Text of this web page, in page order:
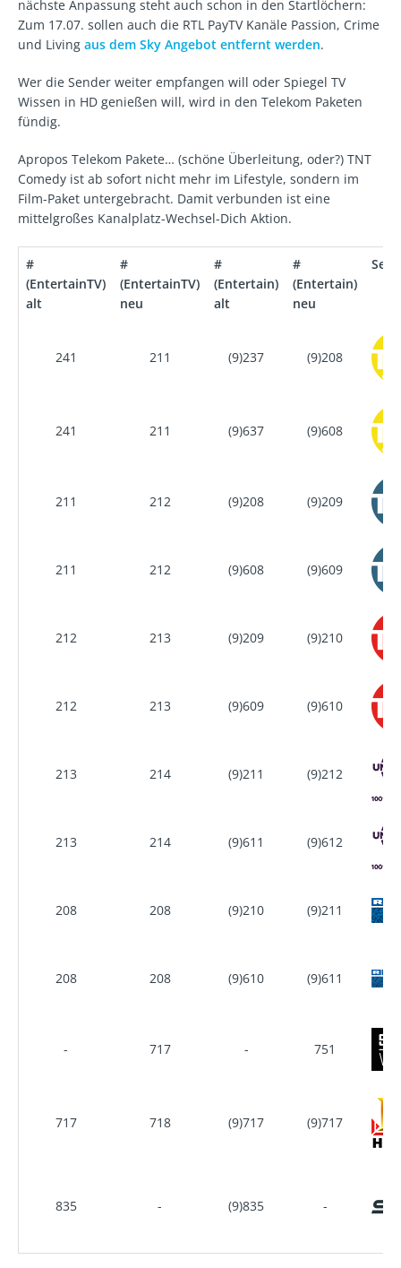
nächste Anpassung steht auch schon in den Startlöchern:
Zum 17.07. sollen auch die RTL PayTV Kanäle Passion, Crime
und Living aus dem Sky Angebot entfernt werden.
Wer die Sender weiter empfangen will oder Spiegel TV
Wissen in HD genießen will, wird in den Telekom Paketen
fündig.
Apropos Telekom Pakete… (schöne Überleitung, oder?) TNT
Comedy ist ab sofort nicht mehr im Lifestyle, sondern im
Film-Paket untergebracht. Damit verbunden ist eine
mittelgroßes Kanalplatz-Wechsel-Dich Aktion.
#
(EntertainTV)
alt
#
(EntertainTV)
neu
#
(Entertain)
alt
#
(Entertain)
neu
241 211 (9)237 (9)208
241 211 (9)637 (9)608
211 212 (9)208 (9)209
211 212 (9)608 (9)609
212 213 (9)209 (9)210
212 213 (9)609 (9)610
213 214 (9)211 (9)212
213 214 (9)611 (9)612
208 208 (9)210 (9)211
208 208 (9)610 (9)611
- 717 - 751
717 718 (9)717 (9)717
835 - (9)835 -